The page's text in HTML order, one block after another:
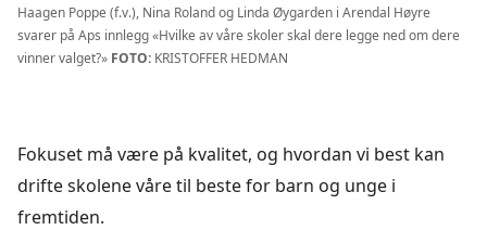
Haagen Poppe (f.v.), Nina Roland og Linda Øygarden i Arendal Høyre
svarer på Aps innlegg «Hvilke av våre skoler skal dere legge ned om dere
vinner valget?» FOTO: KRISTOFFER HEDMAN
Fokuset må være på kvalitet, og hvordan vi best kan
drifte skolene våre til beste for barn og unge i
fremtiden.